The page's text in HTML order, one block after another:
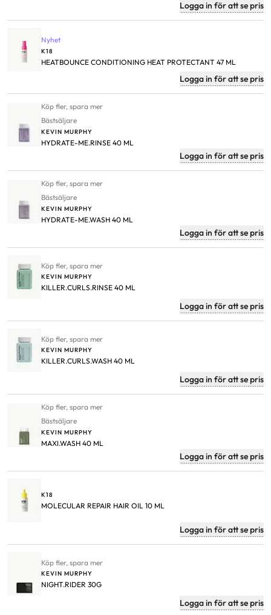
Logga in för att se pris
Nyhet
K18
HEATBOUNCE CONDITIONING HEAT PROTECTANT 47 ML
Logga in för att se pris
Köp fler, spara mer
Bästsäljare
KEVIN MURPHY
HYDRATE-ME.RINSE 40 ML
Logga in för att se pris
Köp fler, spara mer
Bästsäljare
KEVIN MURPHY
HYDRATE-ME.WASH 40 ML
Logga in för att se pris
Köp fler, spara mer
KEVIN MURPHY
KILLER.CURLS.RINSE 40 ML
Logga in för att se pris
Köp fler, spara mer
KEVIN MURPHY
KILLER.CURLS.WASH 40 ML
Logga in för att se pris
Köp fler, spara mer
Bästsäljare
KEVIN MURPHY
MAXI.WASH 40 ML
Logga in för att se pris
K18
MOLECULAR REPAIR HAIR OIL 10 ML
Logga in för att se pris
Köp fler, spara mer
KEVIN MURPHY
NIGHT.RIDER 30G
Logga in för att se pris